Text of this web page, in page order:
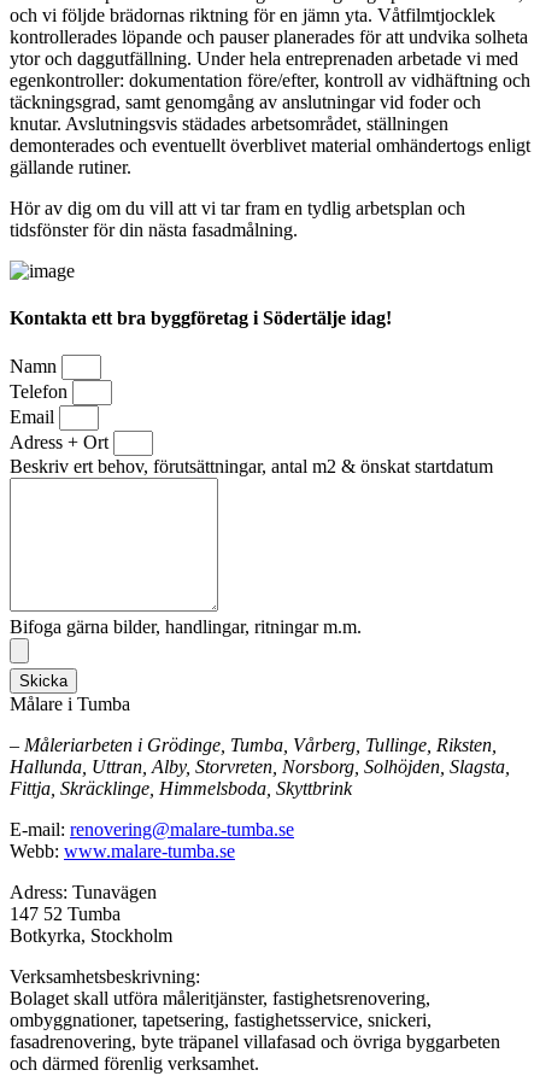
och vi följde brädornas riktning för en jämn yta. Våtfilmtjocklek
kontrollerades löpande och pauser planerades för att undvika solheta
ytor och daggutfällning. Under hela entreprenaden arbetade vi med
egenkontroller: dokumentation före/efter, kontroll av vidhäftning och
täckningsgrad, samt genomgång av anslutningar vid foder och
knutar. Avslutningsvis städades arbetsområdet, ställningen
demonterades och eventuellt överblivet material omhändertogs enligt
gällande rutiner.
Hör av dig om du vill att vi tar fram en tydlig arbetsplan och
tidsfönster för din nästa fasadmålning.
Kontakta ett bra byggföretag i Södertälje idag!
Namn
Telefon
Email
Adress + Ort
Beskriv ert behov, förutsättningar, antal m2 & önskat startdatum
Bifoga gärna bilder, handlingar, ritningar m.m.
Skicka
Målare i Tumba
– Måleriarbeten i Grödinge, Tumba, Vårberg, Tullinge, Riksten,
Hallunda, Uttran, Alby, Storvreten, Norsborg, Solhöjden, Slagsta,
Fittja, Skräcklinge, Himmelsboda, Skyttbrink
E-mail: renovering@malare-tumba.se
Webb: www.malare-tumba.se
Adress: Tunavägen
147 52 Tumba
Botkyrka, Stockholm
Verksamhetsbeskrivning:
Bolaget skall utföra måleritjänster, fastighetsrenovering,
ombyggnationer, tapetsering, fastighetsservice, snickeri,
fasadrenovering, byte träpanel villafasad och övriga byggarbeten
och därmed förenlig verksamhet.